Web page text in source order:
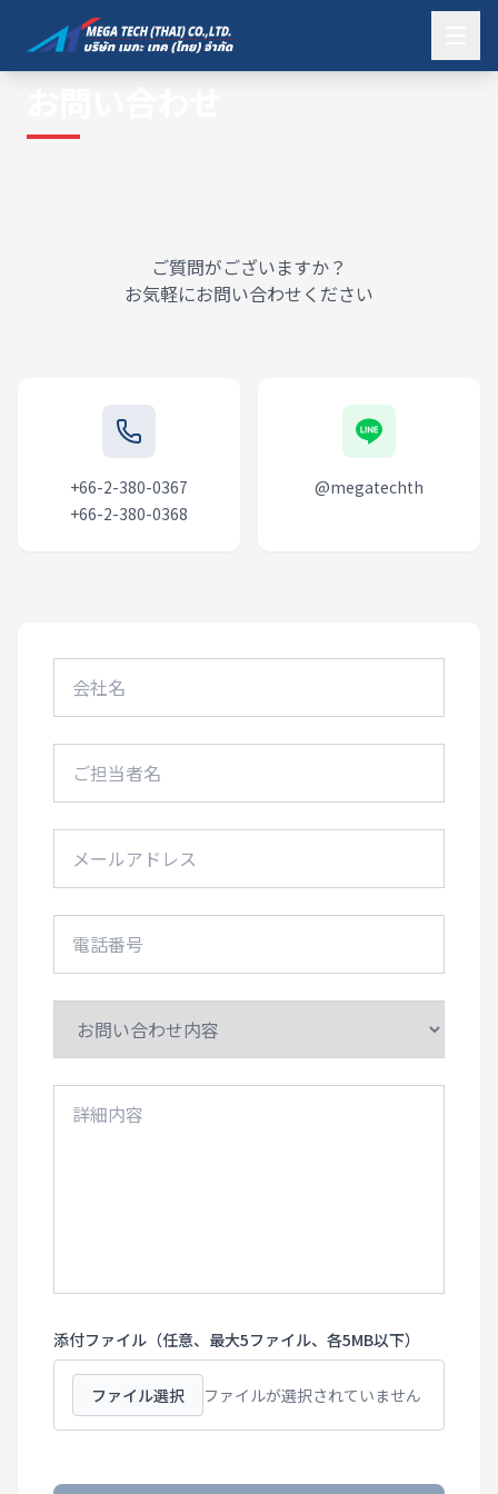
ご質問がございますか？
お気軽にお問い合わせください
+66-2-380-0367
+66-2-380-0368
@megatechth
添付ファイル（任意、最大5ファイル、各5MB以下）
ファイル選択 ファイルが選択されていません